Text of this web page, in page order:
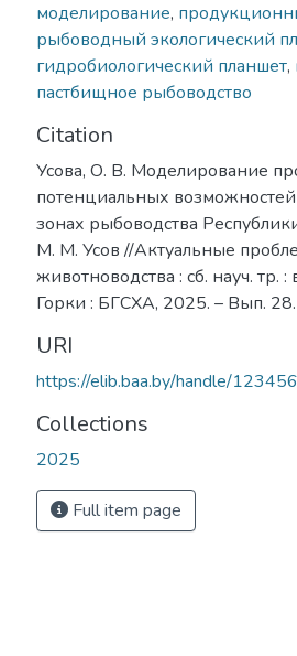
моделирование,
рыбоводный экологический
гидробиологический планшет,
пастбищное рыбоводство
Citation
Усова, О. В. Моделирование
потенциальных
зонах рыбоводства
М. М. Усов //Актуальные
животноводства : сб. науч. тр.
Горки : БГСХА, 2025. – Вып.
URI
https://elib.baa.by/handle/
Collections
2025
Full item page